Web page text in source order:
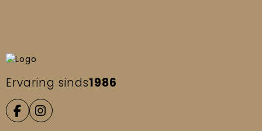
Ervaring sinds1986